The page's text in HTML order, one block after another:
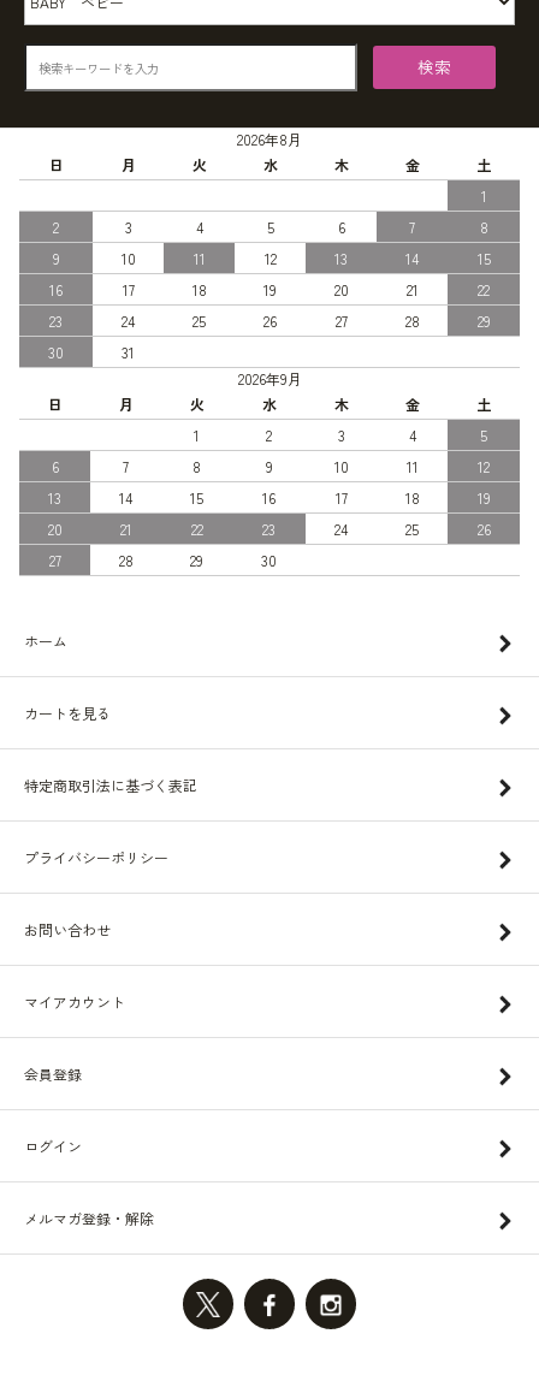
検索
2026年8月
日
月 火 水 木 金
土
1
2
3 4 5 6 7
8
9
10 11 12 13 14
15
16
17 18 19 20 21
22
23
24 25 26 27 28
29
30
31
2026年9月
日
月 火 水 木 金
土
1
2 3 4
5
6
7 8 9 10 11
12
13
14 15 16 17 18
19
20
21 22 23 24 25
26
27
28 29 30
ホーム
カートを見る
特定商取引法に基づく表記
プライバシーポリシー
お問い合わせ
マイアカウント
会員登録
ログイン
メルマガ登録・解除